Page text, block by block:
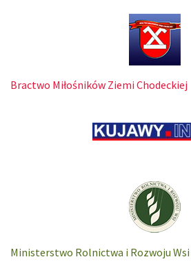
Bractwo Miłośników Ziemi Chodeckiej
Ministerstwo Rolnictwa i Rozwoju Wsi